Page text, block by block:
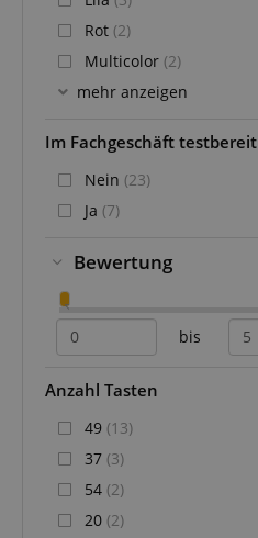
Rot (2)
Multicolor (2)
mehr anzeigen
Im Fachgeschäft testbereit
Nein (23)
Ja (7)
Bewertung
bis
Anzahl Tasten
49 (13)
37 (3)
54 (2)
20 (2)